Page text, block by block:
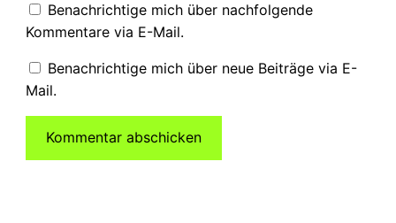
Benachrichtige mich über nachfolgende
Kommentare via E-Mail.
Benachrichtige mich über neue Beiträge via E-
Mail.